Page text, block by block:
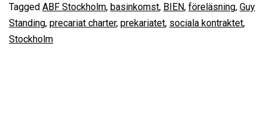
Tagged ABF Stockholm, basinkomst, BIEN, föreläsning, Guy
Standing, precariat charter, prekariatet, sociala kontraktet,
Stockholm